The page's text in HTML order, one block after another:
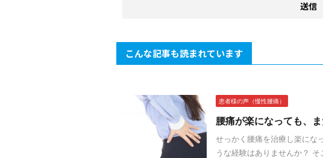
こんな記事も読まれています
患者様の声（慢性腰痛）
腰痛が楽になっても、
せっかく腰痛を治療し楽にな
うな経験はありませんか？